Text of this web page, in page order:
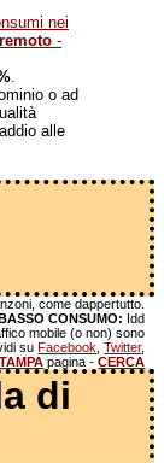
nei
-
.
o ad
alle
come dappertutto.
CONSUMO: Idd
mobile (o non) sono
suFacebook ,Twitter,
pagina -CERCA
di